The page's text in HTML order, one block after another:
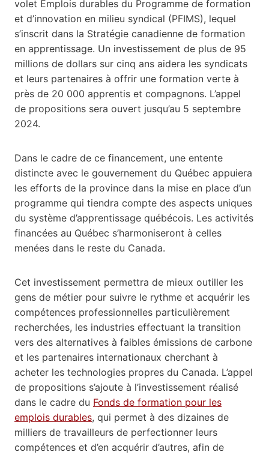
volet Emplois durables du Programme de formation
et d’innovation en milieu syndical (PFIMS), lequel
s’inscrit dans la Stratégie canadienne de formation
en apprentissage. Un investissement de plus de 95
millions de dollars sur cinq ans aidera les syndicats
et leurs partenaires à offrir une formation verte à
près de 20 000 apprentis et compagnons. L’appel
de propositions sera ouvert jusqu’au 5 septembre
2024.
Dans le cadre de ce financement, une entente
distincte avec le gouvernement du Québec appuiera
les efforts de la province dans la mise en place d’un
programme qui tiendra compte des aspects uniques
du système d’apprentissage québécois. Les activités
financées au Québec s’harmoniseront à celles
menées dans le reste du Canada.
Cet investissement permettra de mieux outiller les
gens de métier pour suivre le rythme et acquérir les
compétences professionnelles particulièrement
recherchées, les industries effectuant la transition
vers des alternatives à faibles émissions de carbone
et les partenaires internationaux cherchant à
acheter les technologies propres du Canada. L’appel
de propositions s’ajoute à l’investissement réalisé
dans le cadre du Fonds de formation pour les
emplois durables, qui permet à des dizaines de
milliers de travailleurs de perfectionner leurs
compétences et d’en acquérir d’autres, afin de